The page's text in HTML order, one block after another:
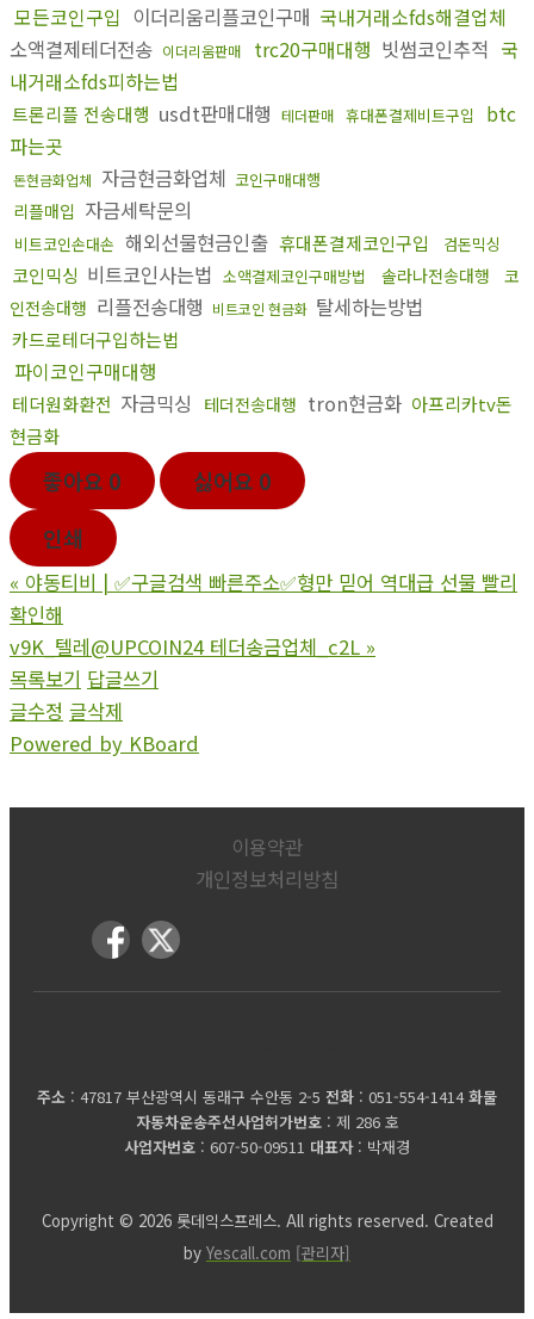
모든코인구입 이더리움리플코인구매 국내거래소fds해결업체
소액결제테더전송 이더리움판매 trc20구매대행 빗썸코인추적 국
내거래소fds피하는법
트론리플 전송대행 usdt판매대행 테더판매 휴대폰결제비트구입
btc
파는곳
돈현금화업체 자금현금화업체 코인구매대행
리플매입 자금세탁문의
비트코인손대손 해외선물현금인출 휴대폰결제코인구입 검돈믹싱
코인믹싱 비트코인사는법 소액결제코인구매방법 솔라나전송대행
코
인전송대행 리플전송대행 비트코인 현금화 탈세하는방법
카드로테더구입하는법
파이코인구매대행
테더원화환전 자금믹싱 테더전송대행 tron현금화 아프리카tv돈
현금화
좋아요 0 싫어요 0
인쇄
« 야동티비 | ✅구글검색 빠른주소✅형만 믿어 역대급 선물 빨리
확인해
v9K_텔레@UPCOIN24 테더송금업체_c2L »
목록보기 답글쓰기
글수정 글삭제
Powered by KBoard
이용약관
개인정보처리방침
주소 : 47817 부산광역시 동래구 수안동 2-5 전화 : 051-554-1414화물
자동차운송주선사업허가번호 : 제 286 호
사업자번호 : 607-50-09511 대표자 : 박재경
Copyright © 2026 롯데익스프레스. All rights reserved. Created
by Yescall.com [관리자]